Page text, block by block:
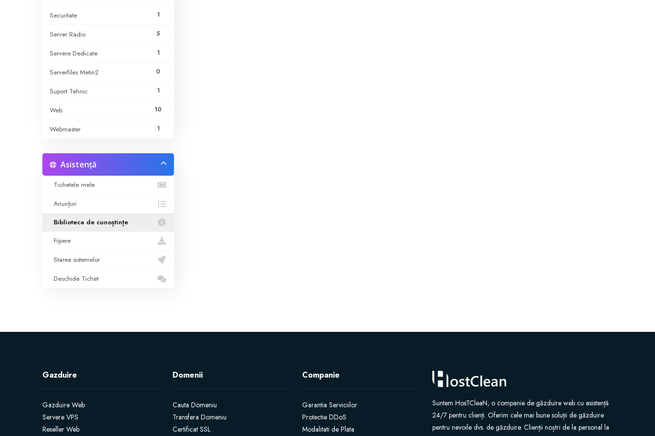
1
Securitate
5
Server Radio
1
Servere Dedicate
0
Serverfiles Metin2
1
Suport Tehnic
10
Web
1
Webmaster
Asistență
Tichetele mele
Anunțuri
Biblioteca de cunoștințe
Fișiere
Starea sistemelor
Deschide Tichet
Gazduire
Gazduire Web
Servere VPS
Reseller Web
Domenii
Cauta Domeniu
Transfera Domeniu
Certificat SSL
Companie
Garantia Serviciilor
Protectie DDoS
Modalitati de Plata
Suntem HosTCleaN, o companie de găzduire web cu asistență
24/7 pentru clienți. Oferim cele mai bune soluții de găzduire
pentru nevoile dvs. de găzduire. Clienții noștri de la personal la